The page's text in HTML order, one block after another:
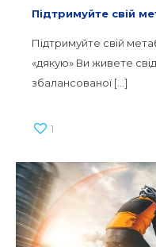
Підтримуйте свій
Підтримуйте свій
«дякую» Ви живете
збалансованої […]
1